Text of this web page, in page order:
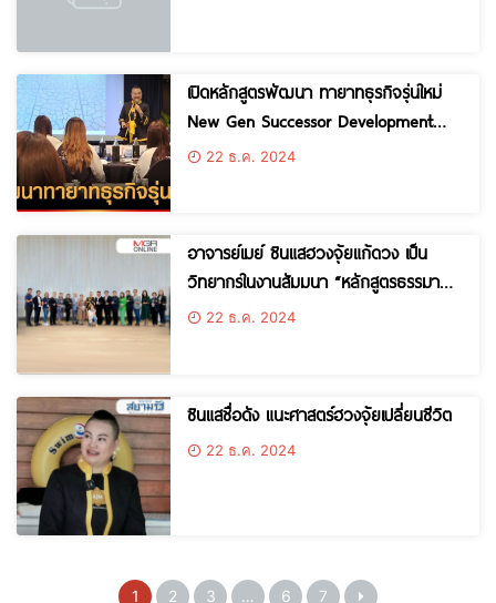
เปิดหลักสูตรพัฒนา ทายาทธุรกิจรุ่นใหม่
New Gen Successor Development
Program ให้แก่กลุ่มตัวแทนจำหน่ายสินค้า
22 ธ.ค. 2024
อาจารย์เมย์ ซินแสฮวงจุ้ยแก้ดวง เป็น
วิทยากรในงานสัมมนา “หลักสูตรธรรมาภิ
บาลการจัดการที่ดินและอสังหาริมทรัพย์ชั้น
22 ธ.ค. 2024
ซินแสชื่อดัง แนะศาสตร์ฮวงจุ้ยเปลี่ยนชีวิต
22 ธ.ค. 2024
1 2 3 … 6 7